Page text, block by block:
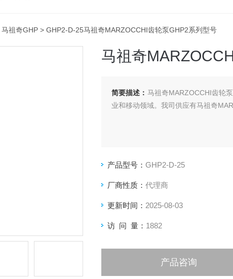
马祖奇GHP > GHP2-D-25马祖奇MARZOCCHI齿轮泵GHP2系列型号
马祖奇
简要描述： 马祖奇MARZOCCHI齿轮
业和移动领域。我司供应有马祖奇
产品型号： GHP2-D-25
厂商性质： 代理商
更新时间： 2025-08-03
访 问 量： 1882
产品咨询